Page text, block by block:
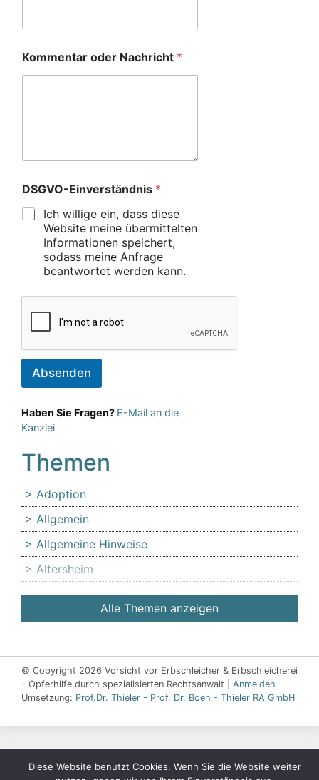
Kommentar oder Nachricht *
DSGVO-Einverständnis *
Ich willige ein, dass diese
Website meine übermittelten
Informationen speichert,
sodass meine Anfrage
beantwortet werden kann.
Absenden
Haben Sie Fragen? E-Mail an die
Kanzlei
Themen
Adoption
Allgemein
Allgemeine Hinweise
Altersheim
Anfechtung
Angehörige
Äußerer Tatbestand: Diffamierung von
Familienmitgliedern
Beeinflussung – Unzulässige – Alarmsignale
Alle Themen anzeigen
© Copyright 2026 Vorsicht vor Erbschleicher & Erbschleicherei
– Opferhilfe durch spezialisierten Rechtsanwalt | Anmelden
Umsetzung: Prof.Dr. Thieler - Prof. Dr. Boeh - Thieler RA GmbH
Diese Website benutzt Cookies. Wenn Sie die Website weiter